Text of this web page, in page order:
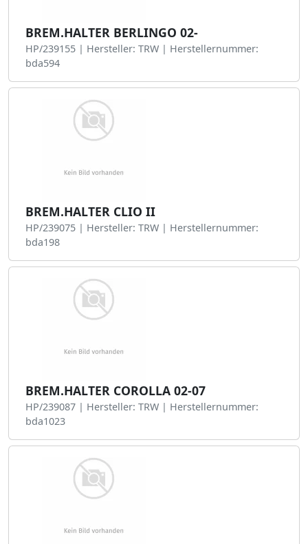
BREM.HALTER BERLINGO 02-
HP/239155 | Hersteller: TRW | Herstellernummer:
bda594
BREM.HALTER CLIO II
HP/239075 | Hersteller: TRW | Herstellernummer:
bda198
BREM.HALTER COROLLA 02-07
HP/239087 | Hersteller: TRW | Herstellernummer:
bda1023